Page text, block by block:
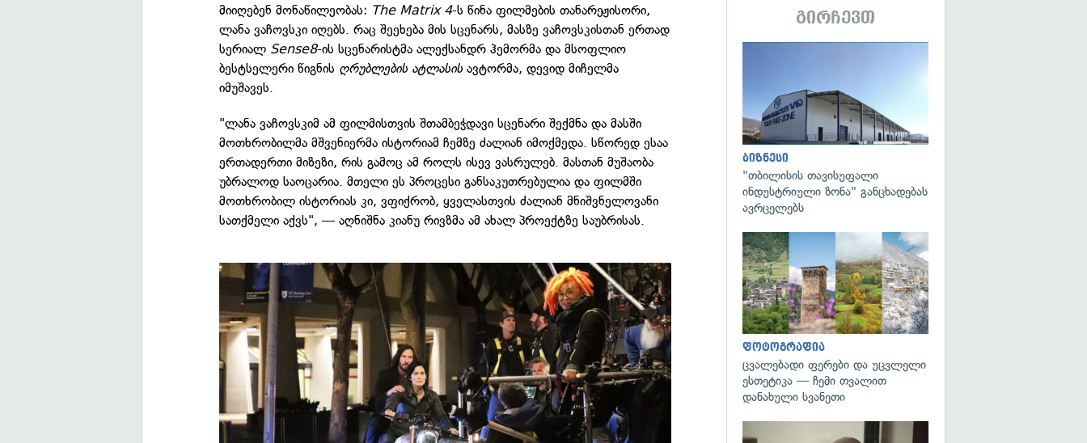
მიიღებენ მონაწილეობას: The Matrix 4-ს წინა ფილმების თანარეჟისორი,
ლანა ვაჩოვსკი იღებს. რაც შეეხება მის სცენარს, მასზე ვაჩოვსკისთან ერთად
სერიალ Sense8-ის სცენარისტმა ალექსანდრ ჰემორმა და მსოფლიო
ბესტსელერი წიგნის ღრუბლების ატლასისავტორმა, დევიდ მიჩელმა
იმუშავეს.
"ლანა ვაჩოვსკიმ ამ ფილმისთვის შთამბეჭდავი სცენარი შექმნა და მასში
მოთხრობილმა მშვენიერმა ისტორიამ ჩემზე ძალიან იმოქმედა. სწორედ ესაა
ერთადერთი მიზეზი, რის გამოც ამ როლს ისევ ვასრულებ. მასთან მუშაობა
უბრალოდ საოცარია. მთელი ეს პროცესი განსაკუთრებულია და ფილმში
მოთხრობილ ისტორიას კი, ვფიქრობ, ყველასთვის ძალიან მნიშვნელოვანი
სათქმელი აქვს", — აღნიშნა კიანუ რივზმა ამ ახალ პროექტზე საუბრისას.
გირჩევთ
ბიზნესი
"თბილისის თავისუფალი
ინდუსტრიული ზონა" განცხადებას
ავრცელებს
ფოტოგრაფია
ცვალებადი ფერები და უცვლელი
ესთეტიკა — ჩემი თვალით
დანახული სვანეთი